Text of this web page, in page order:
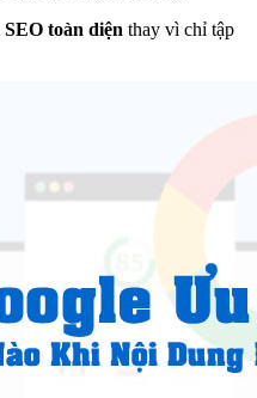
SEO toàn diện thay vì chỉ tập